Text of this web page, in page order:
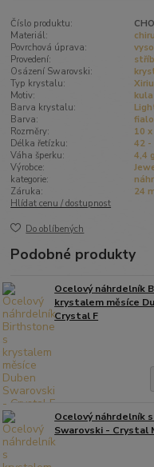
Číslo produktu:
Materiál:
Povrchová úprava:
Provedení:
Osázení Swarovski:
Typ krystalu:
Motiv:
Barva krystalu:
Barva:
Rozměry:
10
Délka řetízku:
42 -
Váha šperku:
4,4 g
Výrobce:
kategorie:
Záruka:
24
Hlídat cenu / dostupnost
Do oblíbených
Podobné produkty
Ocelový náhrdelník
krystalem měsíce
Crystal F
Ocelový náhrdelník
Swarovski - Crystal